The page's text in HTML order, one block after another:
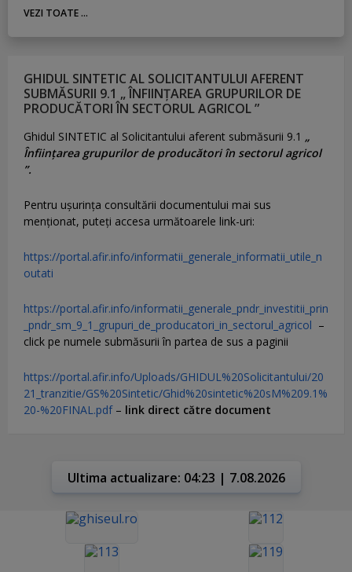
VEZI TOATE ...
GHIDUL SINTETIC AL SOLICITANTULUI AFERENT
SUBMĂSURII 9.1 „ ÎNFIINȚAREA GRUPURILOR DE
PRODUCĂTORI ÎN SECTORUL AGRICOL ”
Ghidul SINTETIC al Solicitantului aferent submăsurii 9.1 „
Înființarea grupurilor de producători în sectorul agricol
”.
Pentru uşurinţa consultării documentului mai sus
menţionat, puteţi accesa următoarele link-uri:
https://portal.afir.info/informatii_generale_informatii_utile_n
outati
https://portal.afir.info/informatii_generale_pndr_investitii_prin
_pndr_sm_9_1_grupuri_de_producatori_in_sectorul_agricol –
click pe numele submăsurii în partea de sus a paginii
https://portal.afir.info/Uploads/GHIDUL%20Solicitantului/20
21_tranzitie/GS%20Sintetic/Ghid%20sintetic%20sM%209.1%
20-%20FINAL.pdf– link direct către document
Ultima actualizare: 04:23 | 7.08.2026